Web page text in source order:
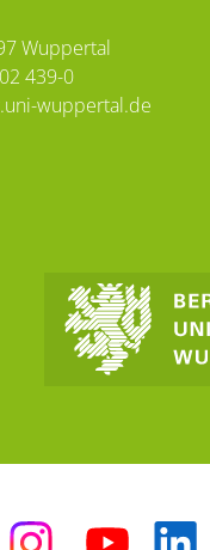
Wuppertal
439-0
wuppertal.de